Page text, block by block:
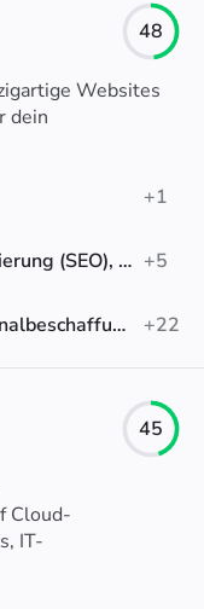
48
Websites
dein
+1
Web-Design, Suchmaschinenoptimierung (SEO), Social-Media-Marketing +5
Professionelle Dienste, B2B, Personalbeschaffung
+22
45
Cloud-
IT-
365-Dienste
hat.